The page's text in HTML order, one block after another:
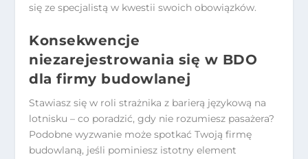
się ze specjalistą w kwestii swoich obowiązków.
Konsekwencje
niezarejestrowania się w BDO
dla firmy budowlanej
Stawiasz się w roli strażnika z barierą językową na
lotnisku – co poradzić, gdy nie rozumiesz pasażera?
Podobne wyzwanie może spotkać Twoją firmę
budowlaną, jeśli pominiesz istotny element